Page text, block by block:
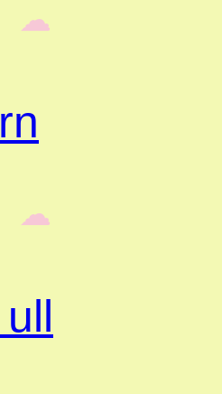
‎ ‎‎ ☁︎‎‎
‎ ‎‎ ☁︎‎‎